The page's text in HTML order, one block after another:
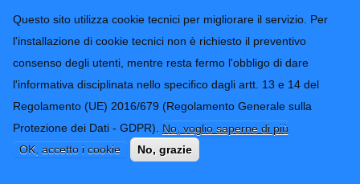
Questo sito utilizza cookie tecnici per migliorare il servizio. Per
l'installazione di cookie tecnici non è richiesto il preventivo
consenso degli utenti, mentre resta fermo l'obbligo di dare
l'informativa disciplinata nello specifico dagli artt. 13 e 14 del
Regolamento (UE) 2016/679 (Regolamento Generale sulla
Protezione dei Dati - GDPR). No, voglio saperne di più
OK, accetto i cookie
No, grazie
Provincia di
Imperia
CONTATTI-URP
TRASPARENZA
Form di ricerca
Parrocchia "Nostra Signora del
Rosario" di Sanremo